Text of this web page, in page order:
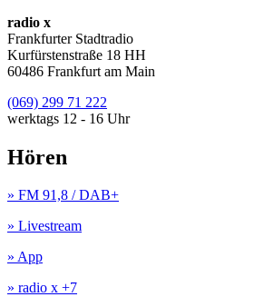
radio x
Frankfurter Stadtradio
Kurfürstenstraße 18 HH
60486 Frankfurt am Main
(069) 299 71 222
werktags 12 - 16 Uhr
Hören
» FM 91,8 / DAB+
» Livestream
» App
» radio x +7